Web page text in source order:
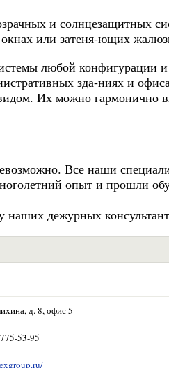
и солнцезащитных
или затеня-ющих
любой конфигурации
зда-ниях и
Их можно гармонично
Все наши
опыт и прошли
наших дежурных
д. 8, офис 5
53-95